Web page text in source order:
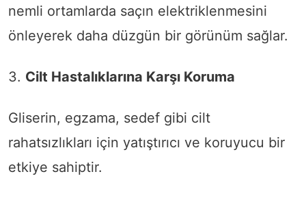
nemli ortamlarda saçın elektriklenmesini
önleyerek daha düzgün bir görünüm sağlar.
3. Cilt Hastalıklarına Karşı Koruma
Gliserin, egzama, sedef gibi cilt
rahatsızlıkları için yatıştırıcı ve koruyucu bir
etkiye sahiptir.